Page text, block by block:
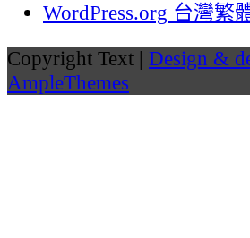
WordPress.org 台灣繁
Copyright Text | Design &
AmpleThemes